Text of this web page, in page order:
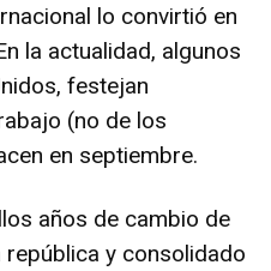
lo convirtió en
la actualidad, algunos
festejan
(no de los
en septiembre.
años de cambio de
y consolidado